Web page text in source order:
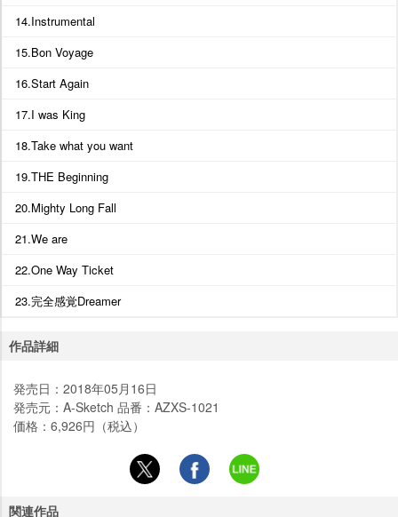
14.Instrumental
15.Bon Voyage
16.Start Again
17.I was King
18.Take what you want
19.THE Beginning
20.Mighty Long Fall
21.We are
22.One Way Ticket
23.完全感覚Dreamer
作品詳細
発売日：2018年05月16日
発売元：A-Sketch 品番：AZXS-1021
価格：6,926円（税込）
関連作品